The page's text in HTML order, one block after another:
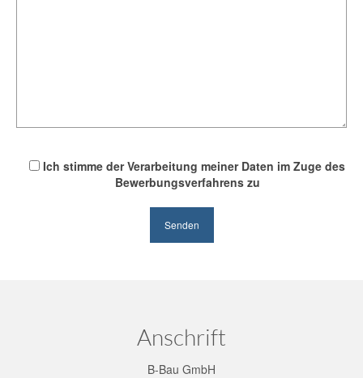
Ich stimme der Verarbeitung meiner Daten im Zuge des
Bewerbungsverfahrens zu
Anschrift
B-Bau GmbH